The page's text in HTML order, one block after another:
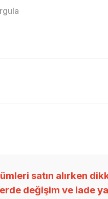
satın alırken
değişim ve iade